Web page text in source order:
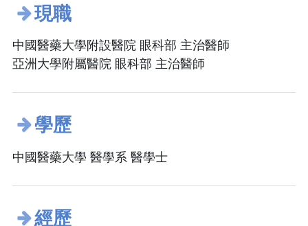
現職
中國醫藥大學附設醫院 眼科部 主治醫師
亞洲大學附屬醫院 眼科部 主治醫師
學歷
中國醫藥大學 醫學系 醫學士
經歷